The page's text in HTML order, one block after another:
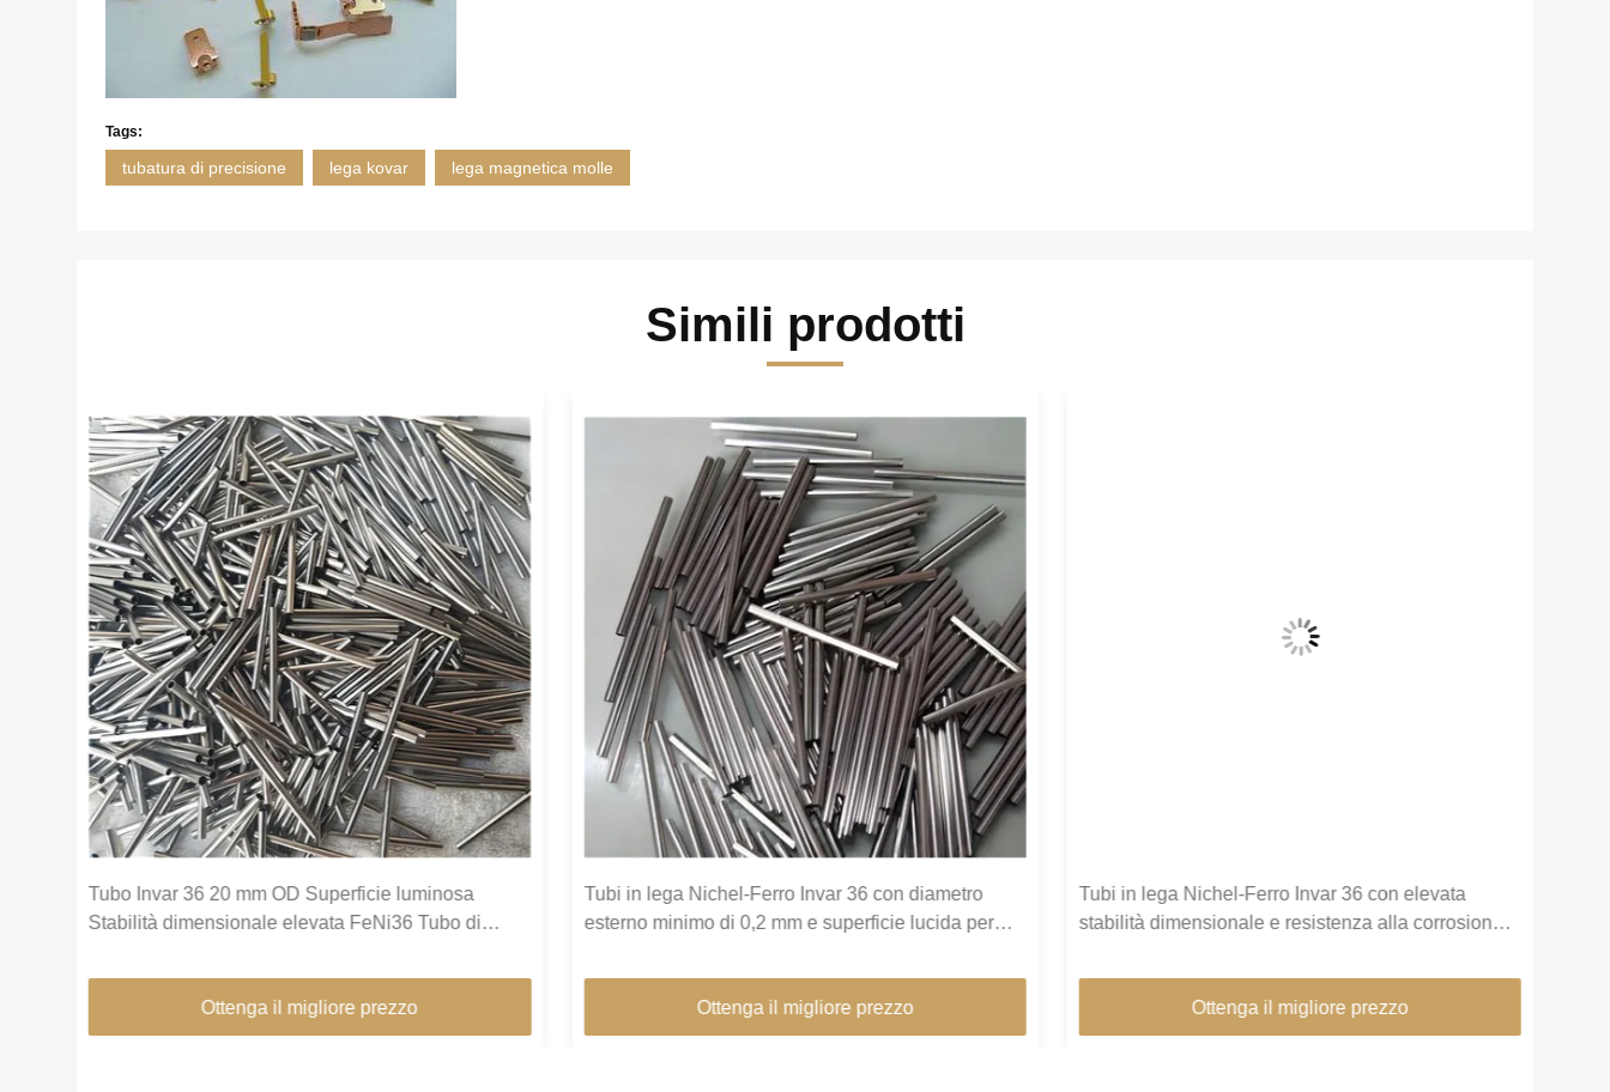
Tags:
tubatura di precisione lega kovar lega magnetica molle
Simili prodotti
Tubo Invar 36 20 mm OD Superficie luminosa
Stabilità dimensionale elevata FeNi36 Tubo di
Ottenga il migliore prezzo
Tubi in lega Nichel-Ferro Invar 36 con diametro
esterno minimo di 0,2 mm e superficie lucida per
Ottenga il migliore prezzo
Tubi in lega Nichel-Ferro Invar 36 con elevata
stabilità dimensionale e resistenza alla corrosione
Ottenga il migliore prezzo